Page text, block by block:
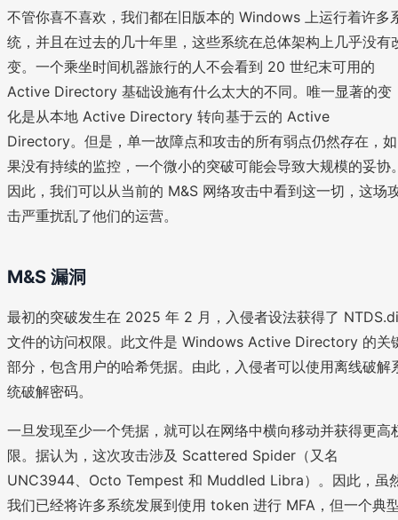
不管你喜不喜欢，我们都在旧版本的 Windows 上运行着许多
统，并且在过去的几十年里，这些系统在总体架构上几乎没有
变。一个乘坐时间机器旅行的人不会看到 20 世纪末可用的
Active Directory 基础设施有什么太大的不同。唯一显著的变
化是从本地 Active Directory 转向基于云的 Active
Directory。但是，单一故障点和攻击的所有弱点仍然存在，如
果没有持续的监控，一个微小的突破可能会导致大规模的妥协
因此，我们可以从当前的 M&S 网络攻击中看到这一切，这场
击严重扰乱了他们的运营。
M&S 漏洞
最初的突破发生在 2025 年 2 月，入侵者设法获得了
文件的访问权限。此文件是 Windows Active Directory 的关
部分，包含用户的哈希凭据。由此，入侵者可以使用离线破解
统破解密码。
一旦发现至少一个凭据，就可以在网络中横向移动并获得更高
限。据认为，这次攻击涉及 Scattered Spider（又名
UNC3944、Octo Tempest 和 Muddled Libra）。因此，虽
我们已经将许多系统发展到使用 token 进行 MFA，但一个典